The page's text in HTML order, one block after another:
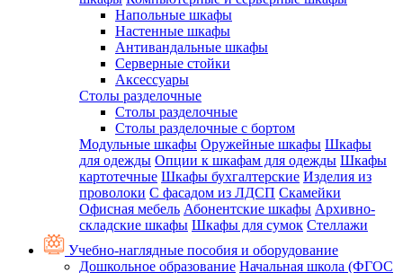
Напольные шкафы
Настенные шкафы
Антивандальные шкафы
Серверные стойки
Аксессуары
Столы разделочные
Столы разделочные
Столы разделочные с бортом
Модульные шкафы Оружейные шкафы Шкафы
для одежды Опции к шкафам для одежды Шкафы
картотечные Шкафы бухгалтерские Изделия из
проволоки С фасадом из ЛДСП Скамейки
Офисная мебель Абонентские шкафы Архивно-
складские шкафы Шкафы для сумок Стеллажи
Учебно-наглядные пособия и оборудование
Дошкольное образование Начальная школа (ФГОС